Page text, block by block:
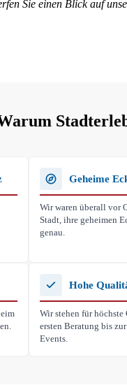
Sie einen Blick auf
Geheime
Wir waren überall vor
Stadt, ihre geheimen
genau.
Hohe
Wir stehen für
ersten Beratung bis
Events.